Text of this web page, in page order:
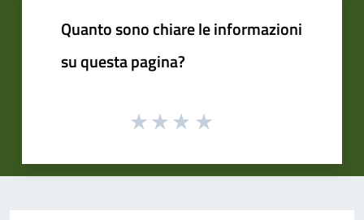
Quanto sono chiare le informazioni
su questa pagina?